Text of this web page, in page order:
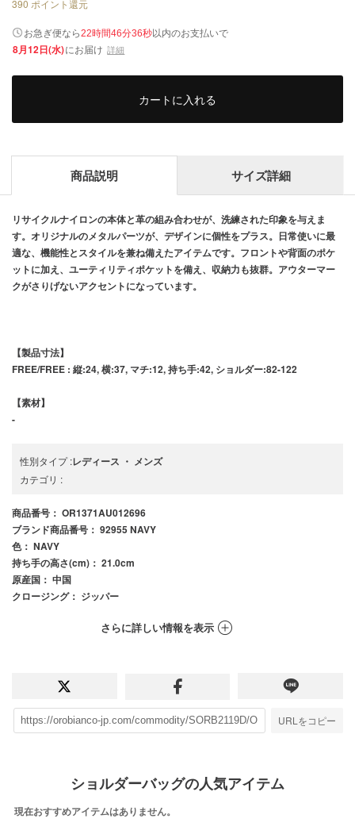
390 ポイント還元
お急ぎ便なら22時間46分36秒以内のお支払いで
8月12日(水)にお届け 詳細
カートに入れる
商品説明 サイズ詳細
リサイクルナイロンの本体と革の組み合わせが、洗練された印象を与えま
す。オリジナルのメタルパーツが、デザインに個性をプラス。日常使いに最
適な、機能性とスタイルを兼ね備えたアイテムです。フロントや背面のポケ
ットに加え、ユーティリティポケットを備え、収納力も抜群。アウターマー
クがさりげないアクセントになっています。
【製品寸法】
FREE/FREE : 縦:24, 横:37, マチ:12, 持ち手:42, ショルダー:82-122
【素材】
-
性別タイプ:レディース ・ メンズ
カテゴリ :
商品番号 ： OR1371AU012696
ブランド商品番号 ： 92955 NAVY
色： NAVY
持ち手の高さ(cm) ： 21.0cm
原産国 ： 中国
クロージング： ジッパー
さらに詳しい情報を表示
URLをコピー
ショルダーバッグの人気アイテム
現在おすすめアイテムはありません。